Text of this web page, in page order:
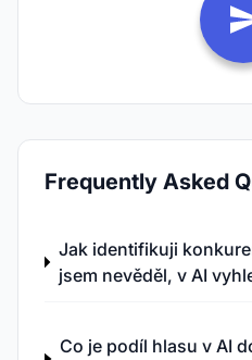
Frequently Asked
Jak identifikuji
jsem nevěděl, v AI
Co je podíl hlasu v AI